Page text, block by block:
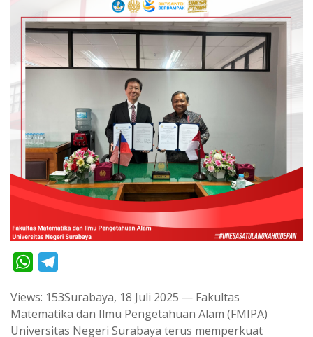
W
a
t
l
e
Views: 153Surabaya, 18 Juli 2025 — Fakultas
Matematika dan Ilmu Pengetahuan Alam (FMIPA)
Universitas Negeri Surabaya terus memperkuat